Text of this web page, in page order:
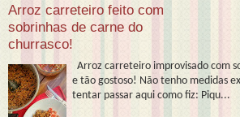
Arroz carreteiro feito com
sobrinhas de carne do
churrasco!
Arroz carreteiro improvisado com
e tão gostoso! Não tenho medidas
tentar passar aqui como fiz: Piqu...